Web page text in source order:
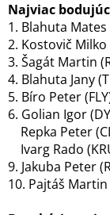
Najviac
1. Blahuta Mates
2. Kostovič Milko
3. Šagát Martin
4. Blahuta Jany
5. Bíro Peter
6. Golian Igor
Repka Peter
Ivarg Rado
9. Jakuba Peter
10. Pajtáš Martin